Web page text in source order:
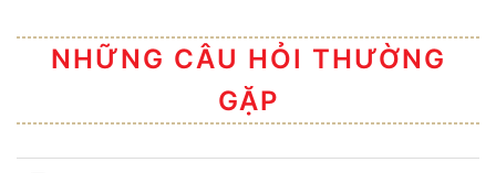
NHỮNG CÂU HỎI THƯỜNG
GẶP